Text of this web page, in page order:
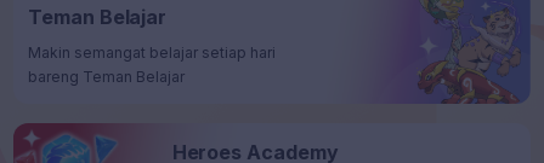
Teman Belajar
Makin semangat belajar setiap hari
bareng Teman Belajar
Heroes Academy